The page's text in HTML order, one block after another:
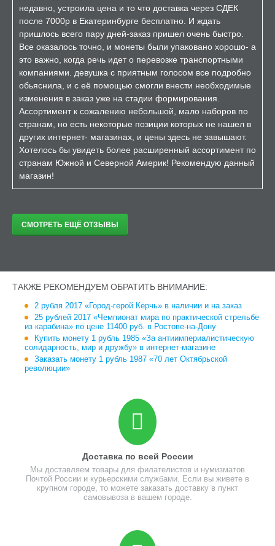
недавно, устроила цена и то что доставка через СДЕК
после 7000р в Екатеринбурге бесплатно. И ждать
пришлось всего пару дней-заказ пришел очень быстро.
Все оказалось точно, и монеты были упаковано хорошо- а
это важно, когда речь идет о перевозке транспортными
компаниями. девушка с приятным голосом все подробно
обьяснила, и с её помощью смогли внести необходимые
изменения в заказ уже на стадии формирования.
Ассортимент к сожалению небольшой, мало наборов по
странам, но есть некоторые позиции которых не нашел в
других интернет- магазинах, и цены здесь не завышают.
Хотелось бы увидеть более расширенный ассортимент по
странам Южной и Северной Америк! Рекомендую данный
магазин!
СМОТРЕТЬ ЕЩЁ ОТЗЫВЫ
ТАКЖЕ РЕКОМЕНДУЕМ ОБРАТИТЬ ВНИМАНИЕ:
2 рубля 2017 «Город-герой Керчь» в наличии и на заказ
25 рублей 2017 «Чемпионат мира по практической стрельбе
из карабина» по цене 11400 руб. в Ростове-на-Дону
Купить монету 1 рубль 1985 «За антиимпериалистическую
солидарность, мир и дружбу» в интернет-магазине
Заказать монету 1 рубль 1987 «70 лет Октябрьской
революции»
Доставка по всей России
Мы доставляем товары для филателистов и нумизматов
Почтой России и курьерскими службами. Если вы живете в
крупном городе, то можете заказать доставку в пункт
самовывоза в вашем городе.